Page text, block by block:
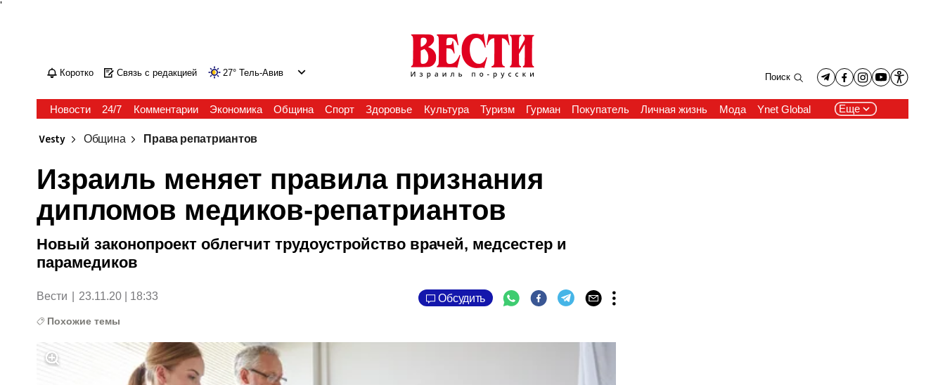
'
Коротко Связь с редакцией 27° Тель-Авив Поиск
Новости 24/7 Комментарии Экономика Община Спорт Здоровье Культура Туризм Гурман Покупатель Личная жизнь Мода Ynet Global Еще
Vesty Община Права репатриантов
Израиль меняет правила признания
дипломов медиков-репатриантов
Новый законопроект облегчит трудоустройство врачей, медсестер и
парамедиков
Вести 23.11.20 | 18:33 Обсудить
Похожие темы